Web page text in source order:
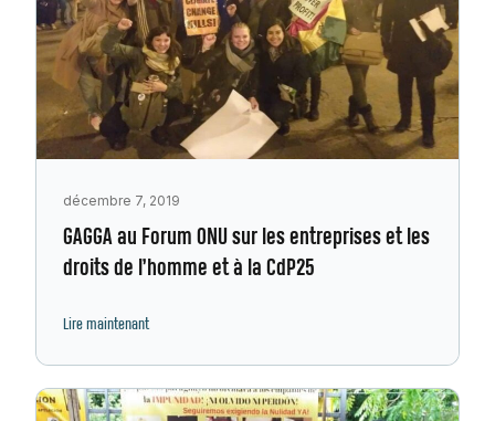
décembre 7, 2019
GAGGA au Forum ONU sur les entreprises et les
droits de l’homme et à la CdP25
Lire maintenant